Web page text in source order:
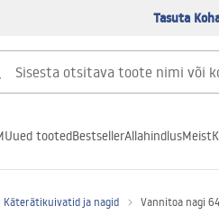
Tasuta
Uued tootedBestsellerAllahindlusMeist
Käterätikuivatid ja nagid Vannitoa nagi